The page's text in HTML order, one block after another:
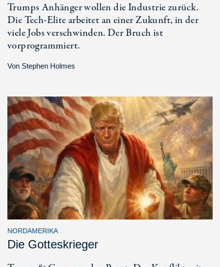
Trumps Anhänger wollen die Industrie zurück.
Die Tech-Elite arbeitet an einer Zukunft, in der
viele Jobs verschwinden. Der Bruch ist
vorprogrammiert.
Von Stephen Holmes
NORDAMERIKA
Die Gotteskrieger